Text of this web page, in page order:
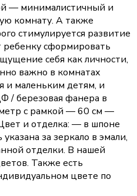
— минималистичный и
комнату. А также
стимулируется развитие
ребенку сформировать
себя как личности,
важно в комнатах
и маленьким детям, и
/ березовая фанера в
с рамкой — 60 см —
и отделка: — в шпоне
за зеркало в эмали,
отделки. В нашей
Также есть
цвете по